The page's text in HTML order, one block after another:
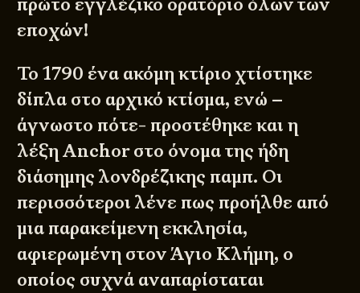
εποχών!
Το 1790 ένα ακόμη κτίριο χτίστηκε
δίπλα στο αρχικό κτίσμα, ενώ –
άγνωστο πότε- προστέθηκε και η
λέξη Anchor στο όνομα της ήδη
διάσημης λονδρέζικης παμπ. Οι
περισσότεροι λένε πως προήλθε από
μια παρακείμενη εκκλησία,
αφιερωμένη στον Άγιο Κλήμη, ο
οποίος συχνά αναπαρίσταται